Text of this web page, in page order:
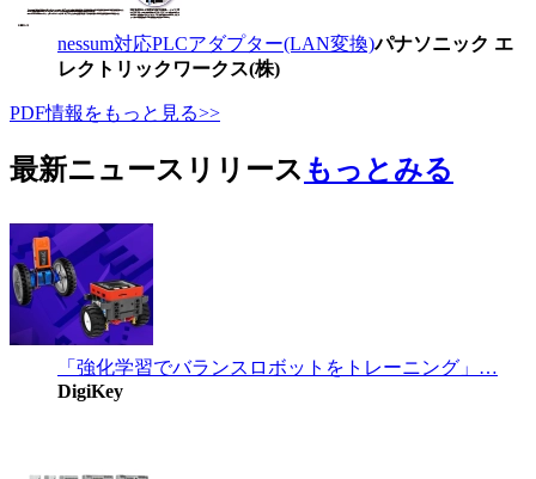
nessum対応PLCアダプター(LAN変換)パナソニック エ
レクトリックワークス(株)
PDF情報をもっと見る>>
最新ニュースリリース もっとみる
「強化学習でバランスロボットをトレーニング」…
DigiKey